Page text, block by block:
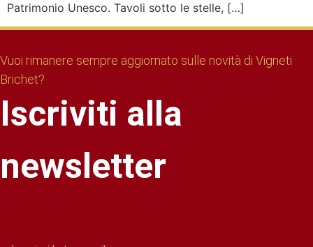
Patrimonio Unesco. Tavoli sotto le stelle, […]
Vuoi rimanere sempre aggiornato sulle novità di Vigneti
Brichet?
Iscriviti alla
newsletter